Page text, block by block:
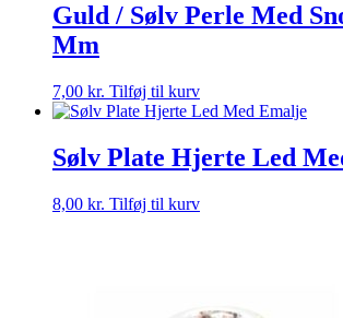
Guld / Sølv Perle Med
Mm
7,00 kr. Tilføj til kurv
Sølv Plate Hjerte Led
8,00 kr. Tilføj til kurv